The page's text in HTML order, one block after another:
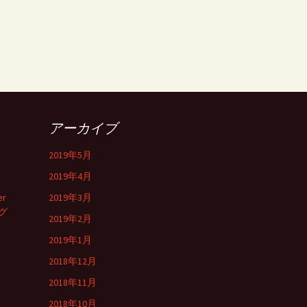
アーカイブ
2019年5月
2019年4月
2019年3月
2019年2月
2019年1月
2018年12月
2018年11月
2018年10月